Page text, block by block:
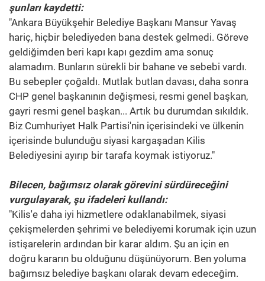
şunları kaydetti:
"Ankara Büyükşehir Belediye Başkanı Mansur Yavaş
hariç, hiçbir belediyeden bana destek gelmedi. Göreve
geldiğimden beri kapı kapı gezdim ama sonuç
alamadım. Bunların sürekli bir bahane ve sebebi vardı.
Bu sebepler çoğaldı. Mutlak butlan davası, daha sonra
CHP genel başkanının değişmesi, resmi genel başkan,
gayri resmi genel başkan... Artık bu durumdan sıkıldık.
Biz Cumhuriyet Halk Partisi'nin içerisindeki ve ülkenin
içerisinde bulunduğu siyasi kargaşadan Kilis
Belediyesini ayırıp bir tarafa koymak istiyoruz."
Bilecen, bağımsız olarak görevini sürdüreceğini
vurgulayarak, şu ifadeleri kullandı:
"Kilis'e daha iyi hizmetlere odaklanabilmek, siyasi
çekişmelerden şehrimi ve belediyemi korumak için uzun
istişarelerin ardından bir karar aldım. Şu an için en
doğru kararın bu olduğunu düşünüyorum. Ben yoluma
bağımsız belediye başkanı olarak devam edeceğim.